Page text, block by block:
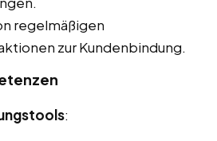
regelmäßigen
zur Kundenbindung.
: